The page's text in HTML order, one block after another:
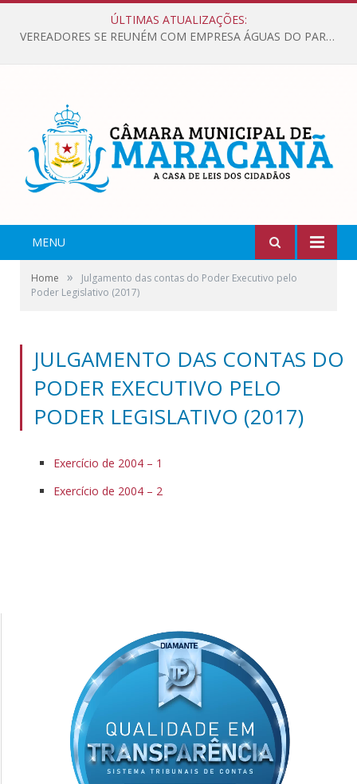
ÚLTIMAS ATUALIZAÇÕES:
VEREADORES SE REUNÉM COM EMPRESA ÁGUAS DO PARÁ, PARA APRESENTAR REIVINDICAÇÕES E MELHORIAS NA QUALIDADE DOS SERVIÇOS OFERECIDOS Á POPULAÇÃO.
MENU
Home »
Julgamento das contas do Poder Executivo pelo
Poder Legislativo (2017)
JULGAMENTO DAS CONTAS DO
PODER EXECUTIVO PELO
PODER LEGISLATIVO (2017)
Exercício de 2004 – 1
Exercício de 2004 – 2